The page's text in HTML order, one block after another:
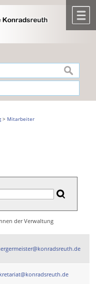
suchen
> Mitarbeiter
der Verwaltung